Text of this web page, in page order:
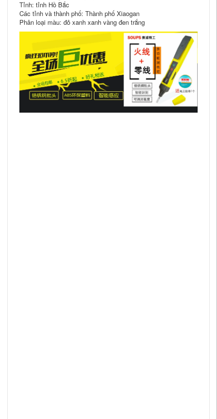
Tỉnh: tỉnh Hồ Bắc
Các tỉnh và thành phố: Thành phố Xiaogan
Phân loại màu: đỏ xanh xanh vàng đen trắng